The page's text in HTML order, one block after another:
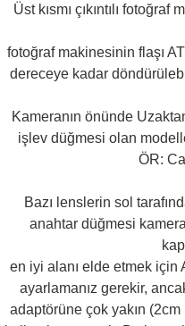
Üst kısmı çıkıntılı
fotoğraf makinesinin flaşı
dereceye kadar
Kameranın önünde
işlev düğmesi olan
ÖR:
Bazı lenslerin sol
anahtar düğmesi
en iyi alanı elde etmek için
ayarlamanız gerekir,
adaptörüne çok yakın